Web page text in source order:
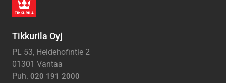
Tikkurila Oyj
PL 53, Heidehofintie 2
01301 Vantaa
Puh. 020 191 2000